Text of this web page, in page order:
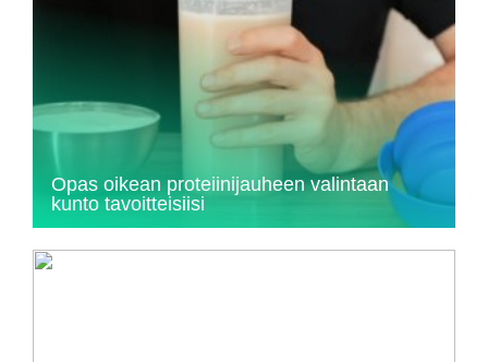
Opas oikean proteiinijauheen valintaan
kunto tavoitteisiisi